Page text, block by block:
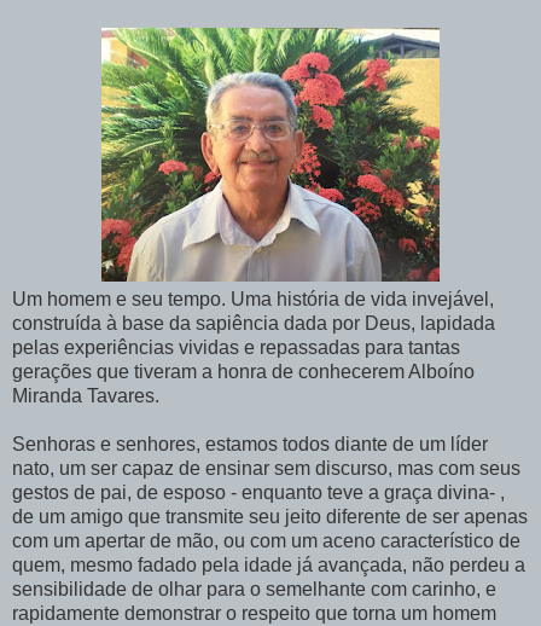
Um homem e seu tempo. Uma história de vida invejável,
construída à base da sapiência dada por Deus, lapidada
pelas experiências vividas e repassadas para tantas
gerações que tiveram a honra de conhecerem Alboíno
Miranda Tavares.
Senhoras e senhores, estamos todos diante de um líder
nato, um ser capaz de ensinar sem discurso, mas com seus
gestos de pai, de esposo - enquanto teve a graça divina- ,
de um amigo que transmite seu jeito diferente de ser apenas
com um apertar de mão, ou com um aceno característico de
quem, mesmo fadado pela idade já avançada, não perdeu a
sensibilidade de olhar para o semelhante com carinho, e
rapidamente demonstrar o respeito que torna um homem